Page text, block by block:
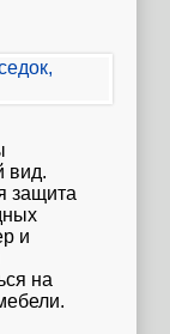
вид.
защита
и
на